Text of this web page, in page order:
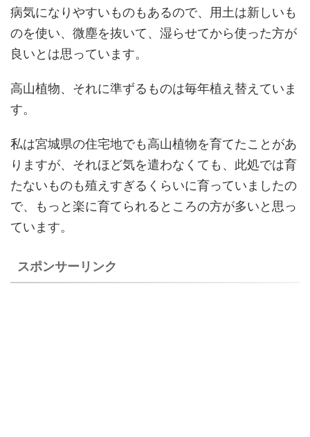
病気になりやすいものもあるので、用土は新しいも
のを使い、微塵を抜いて、湿らせてから使った方が
良いとは思っています。
高山植物、それに準ずるものは毎年植え替えていま
す。
私は宮城県の住宅地でも高山植物を育てたことがあ
りますが、それほど気を遣わなくても、此処では育
たないものも殖えすぎるくらいに育っていましたの
で、もっと楽に育てられるところの方が多いと思っ
ています。
スポンサーリンク